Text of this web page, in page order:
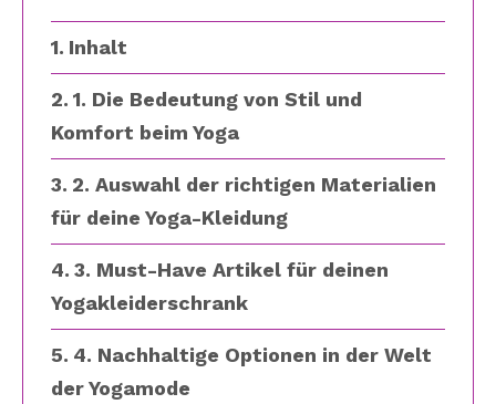
Inhalt
1. Die Bedeutung von Stil und
Komfort beim Yoga
2. Auswahl der richtigen Materialien
für deine Yoga-Kleidung
3. Must-Have Artikel für deinen
Yogakleiderschrank
4. Nachhaltige Optionen in der Welt
der Yogamode